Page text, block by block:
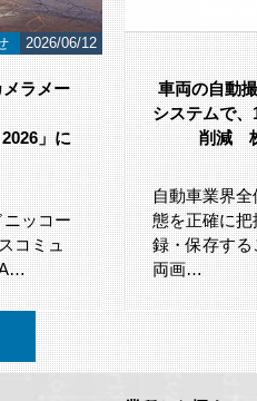
事例 2026/05/29
現するカメラ
％の作業工数
ィア様
で車両の状
像情報を記
ており、車
こんに
AI画像
す。 今